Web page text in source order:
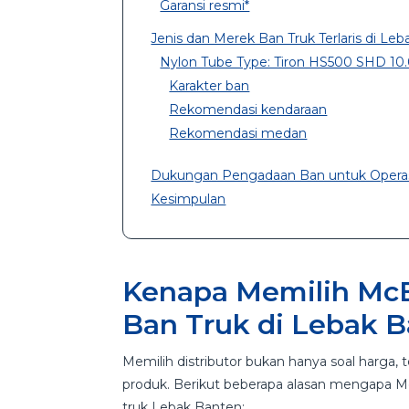
Garansi resmi*
Jenis dan Merek Ban Truk Terlaris di
Nylon Tube Type: Tiron HS500 SHD
Karakter ban
Rekomendasi kendaraan
Rekomendasi medan
Dukungan Pengadaan Ban untuk
Kesimpulan
Kenapa Memilih
Ban Truk di Lebak
Memilih distributor bukan hanya soal harga,
produk. Berikut beberapa alasan mengapa